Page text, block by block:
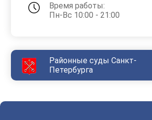
Время работы:
Пн-Вс 10:00 - 21:00
Районные суды Санкт-
Петербурга